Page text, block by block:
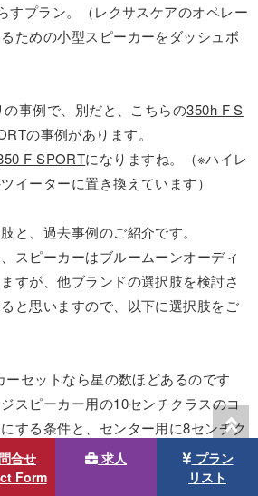
すプラン。（レクサスケアのオペレー
ための小型スピーカーをダッシュボ
事例で、別だと、こちらの350h F S
の事例があります。
F SPORTになりますね。（※ハイレ
イーターに置き換えています）
と、過去事例のご紹介です。
スピーカーはブルームーンオーディ
すが、他ブランドの選択肢を検討さ
と思いますので、以下に選択肢をご
セットなら星の数ほどあるのです
スピーカー用の10センチクラスのコ
する条件と、センター用に8センチク
ランドで揃えるとなると、だいぶ絞
合せ
Form
求人
プラン
リスト